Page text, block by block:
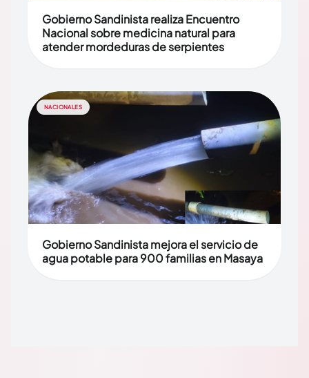
Gobierno Sandinista realiza Encuentro
Nacional sobre medicina natural para
atender mordeduras de serpientes
NACIONALES
Gobierno Sandinista mejora el servicio de
agua potable para 900 familias en Masaya